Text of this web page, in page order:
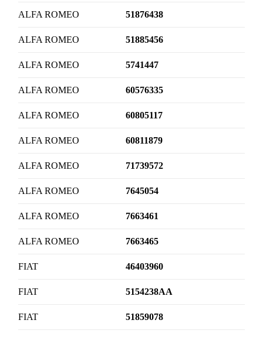
ALFA ROMEO 51876438
ALFA ROMEO 51885456
ALFA ROMEO 5741447
ALFA ROMEO 60576335
ALFA ROMEO 60805117
ALFA ROMEO 60811879
ALFA ROMEO 71739572
ALFA ROMEO 7645054
ALFA ROMEO 7663461
ALFA ROMEO 7663465
FIAT 46403960
FIAT 5154238AA
FIAT 51859078